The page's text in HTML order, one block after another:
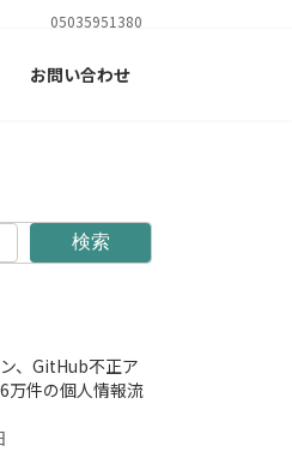
05035951380
お問い合わせ
検索
、GitHub不正ア
万件の個人情報流